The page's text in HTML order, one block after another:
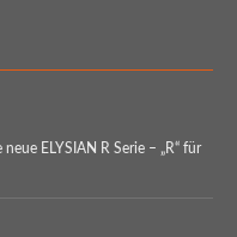
ELYSIAN R Serie – „R“ für